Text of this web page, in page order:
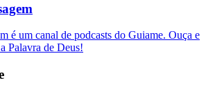
é um canal de podcasts do Guiame. Ouça e
Palavra de Deus!